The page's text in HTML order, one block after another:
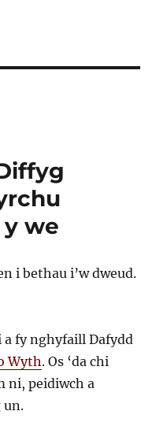
we
i bethau i’w dweud.
a fy nghyfaill Dafydd
Wyth. Os ‘da chi
ni, peidiwch a
un.